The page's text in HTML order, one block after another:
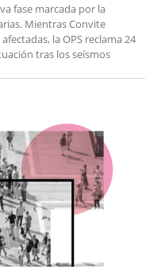
fase marcada por la
Mientras Convite
la OPS reclama 24
tras los seísmos